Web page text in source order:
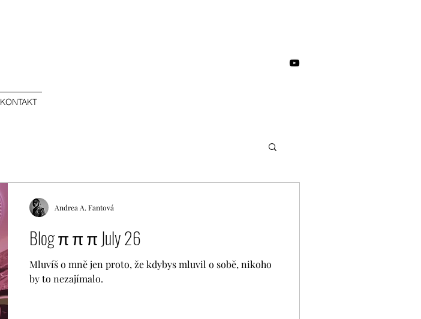
KONTAKT
Blog π π π July 26
Mluvíš o mně jen proto, že kdybys mluvil o sobě, nikoho
by to nezajímalo.
Andrea A. Fantová